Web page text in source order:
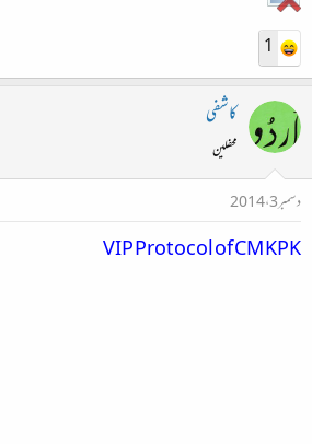
1
کاشفی
محفلین
دسمبر 3، 2014
VIP Protocol of CM KPK